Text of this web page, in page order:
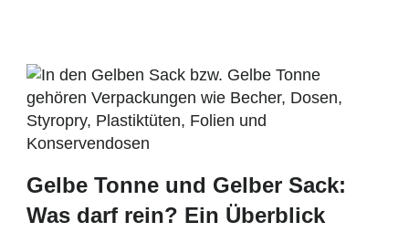
Gelbe Tonne und Gelber Sack:
Was darf rein? Ein Überblick